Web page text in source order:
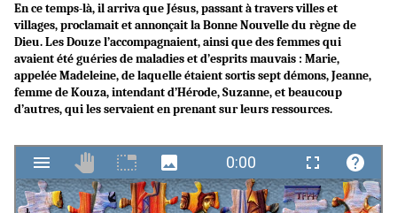
En ce temps-là, il arriva que Jésus, passant à travers villes et
villages, proclamait et annonçait la Bonne Nouvelle du règne de
Dieu. Les Douze l’accompagnaient, ainsi que des femmes qui
avaient été guéries de maladies et d’esprits mauvais : Marie,
appelée Madeleine, de laquelle étaient sortis sept démons, Jeanne,
femme de Kouza, intendant d’Hérode, Suzanne, et beaucoup
d’autres, qui les servaient en prenant sur leurs ressources.